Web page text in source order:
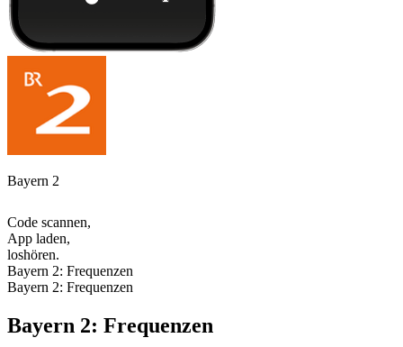
Bayern 2
Code scannen,
App laden,
loshören.
Bayern 2: Frequenzen
Bayern 2: Frequenzen
Bayern 2: Frequenzen